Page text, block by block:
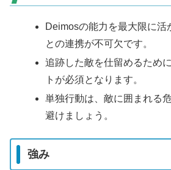
Deimosの能力を最大限に活
との連携が不可欠です。
追跡した敵を仕留めるため
トが必須となります。
単独行動は、敵に囲まれる
避けましょう。
強み